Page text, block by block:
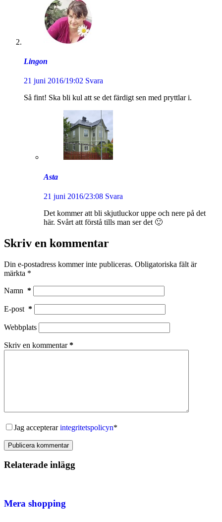
Lingon
21 juni 2016/19:02 Svara
Så fint! Ska bli kul att se det färdigt sen med pryttlar i.
Asta
21 juni 2016/23:08 Svara
Det kommer att bli skjutluckor uppe och nere på det
här. Svårt att förstå tills man ser det 🙂
Skriv en kommentar
Din e-postadress kommer inte publiceras. Obligatoriska fält är
märkta *
Namn *
E-post *
Webbplats
Skriv en kommentar*
Jag accepterarintegritetspolicyn*
Publicera kommentar
Relaterade inlägg
Mera shopping